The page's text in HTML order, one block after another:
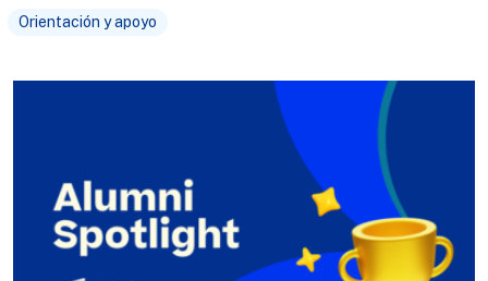
Orientación y apoyo